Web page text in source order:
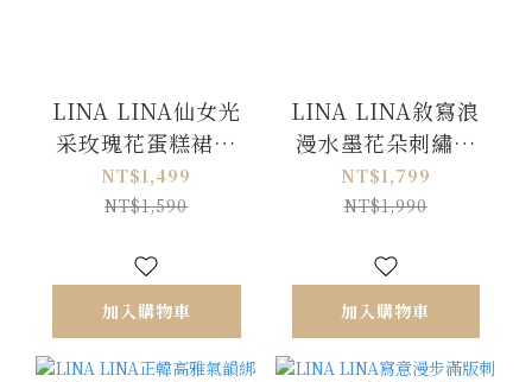
LINA LINA仙女光
采玫瑰花蛋糕裙擺
絲光洋裝-玫瑰粉
S/M
NT$1,499
NT$1,590
加入購物車
LINA LINA敘寫浪
漫水墨花朵刺繡荷
葉滾邊洋裝-優美藍
NT$1,799
NT$1,990
加入購物車